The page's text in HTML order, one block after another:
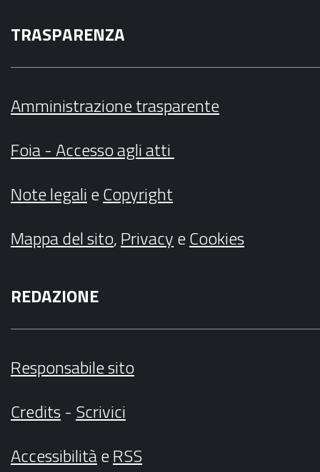
TRASPARENZA
Amministrazione trasparente
Foia - Accesso agli atti
Note legalieCopyright
Mappa del sito,PrivacyeCookies
REDAZIONE
Responsabile sito
Credits- Scrivici
AccessibilitàeRSS